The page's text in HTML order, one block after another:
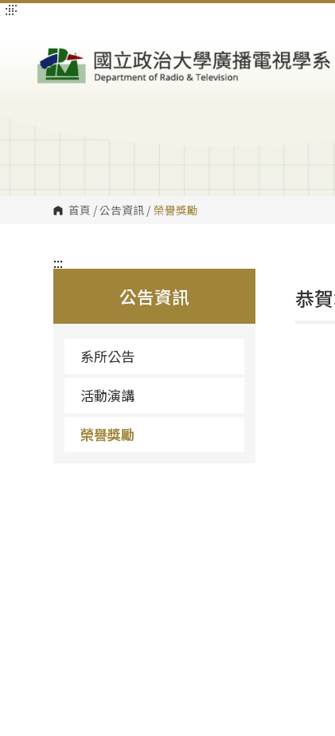
跳
:::
首頁 /公告資訊 / 榮譽獎勵
:::
公告資訊
系所公告
活動演講
榮譽獎勵
:::
恭